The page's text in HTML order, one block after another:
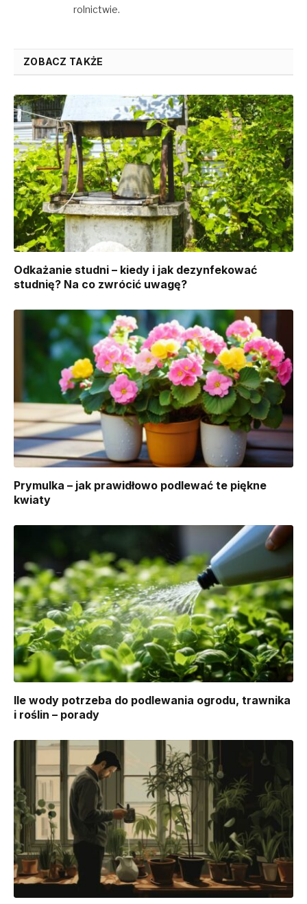
rolnictwie.
ZOBACZ TAKŻE
Odkażanie studni – kiedy i jak dezynfekować
studnię? Na co zwrócić uwagę?
Prymulka – jak prawidłowo podlewać te piękne
kwiaty
Ile wody potrzeba do podlewania ogrodu, trawnika
i roślin – porady